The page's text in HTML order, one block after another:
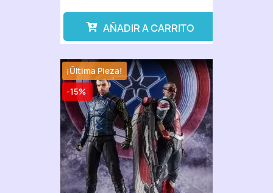
AÑADIR A CARRITO
-15%
¡Última Pieza!